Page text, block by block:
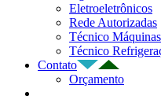
Eletroeletrônicos
Rede Autorizadas
Técnico
Técnico
Contato
Orçamento